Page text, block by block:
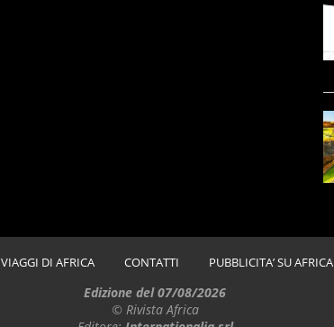
VIAGGI DI AFRICA CONTATTI PUBBLICITA’ SU AFRICA
Edizione del 07/08/2026
© Rivista Africa